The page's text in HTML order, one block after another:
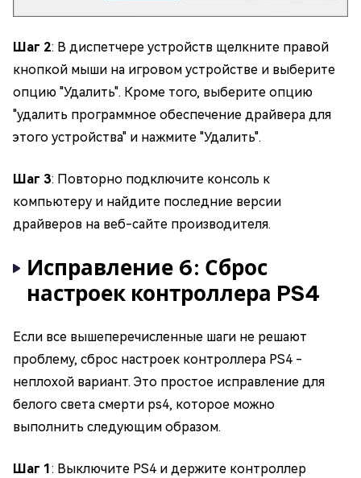
Шаг 2: В диспетчере устройств щелкните правой
кнопкой мыши на игровом устройстве и выберите
опцию "Удалить". Кроме того, выберите опцию
"удалить программное обеспечение драйвера для
этого устройства" и нажмите "Удалить".
Шаг 3: Повторно подключите консоль к
компьютеру и найдите последние версии
драйверов на веб-сайте производителя.
Исправление 6: Сброс
настроек контроллера PS4
Если все вышеперечисленные шаги не решают
проблему, сброс настроек контроллера PS4 -
неплохой вариант. Это простое исправление для
белого света смерти ps4, которое можно
выполнить следующим образом.
Шаг 1: Выключите PS4 и держите контроллер